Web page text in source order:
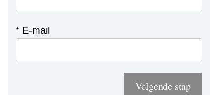
* E-mail
Volgende stap